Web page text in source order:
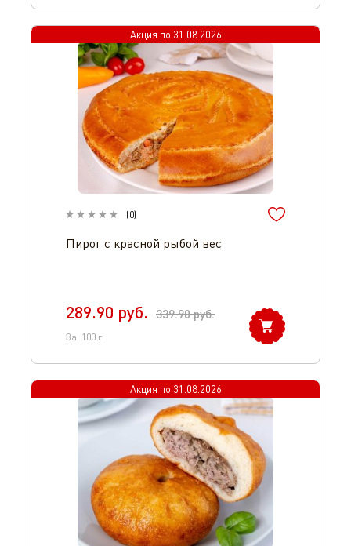
Акция по 31.08.2026
(0)
Пирог с красной рыбой вес
289.90 руб. 339.90руб.
За 100 г.
Акция по 31.08.2026